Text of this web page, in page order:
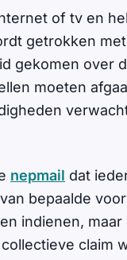
of tv en
getrokken
gekomen over
moeten
nepmail dat
bepaalde
indienen,
claim